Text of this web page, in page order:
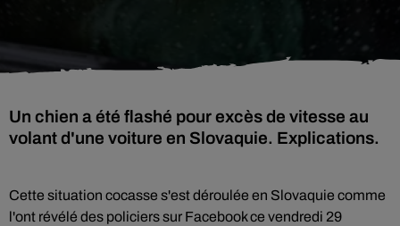
Un chien a été flashé pour excès de vitesse au
volant d'une voiture en Slovaquie. Explications.
Cette situation cocasse s'est déroulée en Slovaquie comme
l'ont révélé des policiers sur Facebook ce vendredi 29